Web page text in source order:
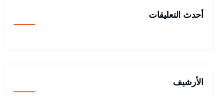
أحدث التعليقات
الأرشيف